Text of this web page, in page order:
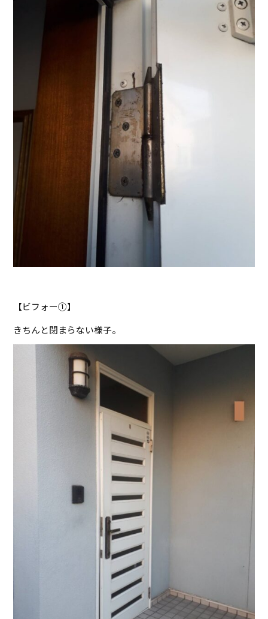
【ビフォー①】
きちんと閉まらない様子。